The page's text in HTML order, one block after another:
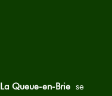
La Queue-en-Brie se